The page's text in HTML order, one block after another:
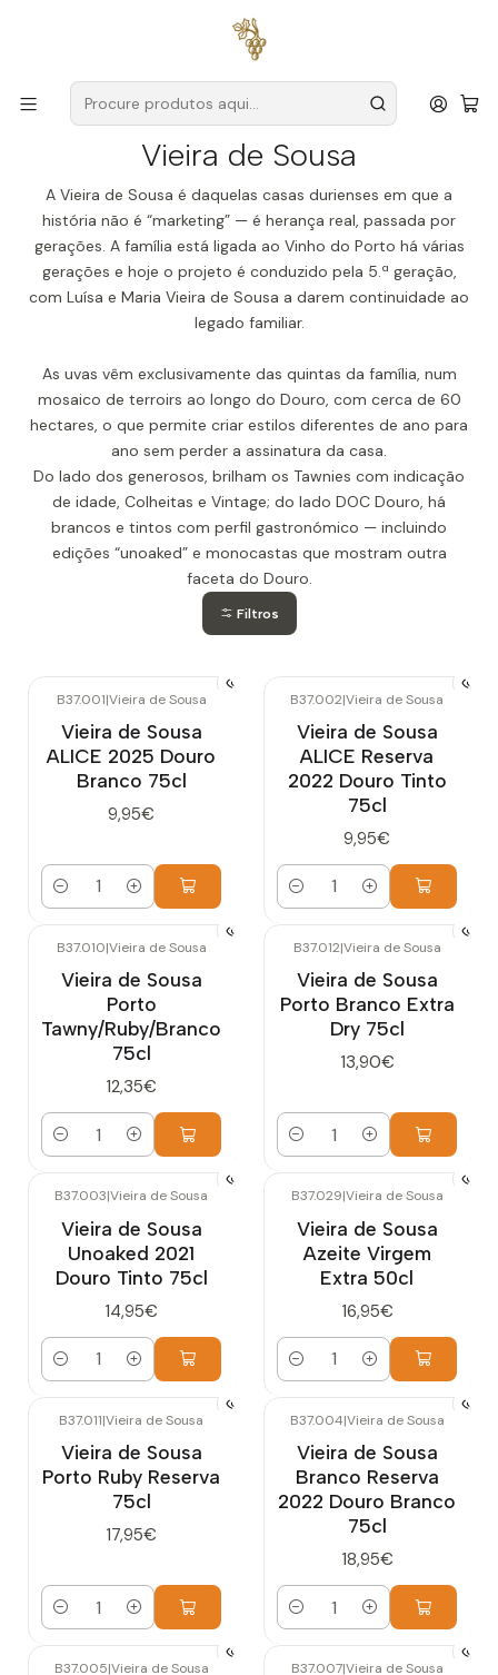
para encomendas a partir de
Produtores Douro Vieira de Sousa
Vieira de Sousa
A Vieira de Sousa é daquelas casas durienses em que a
história não é “marketing” — é herança real, passada por
gerações. A família está ligada ao Vinho do Porto há várias
gerações e hoje o projeto é conduzido pela 5.ª geração,
com Luísa e Maria Vieira de Sousa a darem continuidade ao
legado familiar.
As uvas vêm exclusivamente das quintas da família, num
mosaico de terroirs ao longo do Douro, com cerca de 60
hectares, o que permite criar estilos diferentes de ano para
ano sem perder a assinatura da casa.
Do lado dos generosos, brilham os Tawnies com indicação
de idade, Colheitas e Vintage; do lado DOC Douro, há
brancos e tintos com perfil gastronómico — incluindo
edições “unoaked” e monocastas que mostram outra
faceta do Douro.
Filtros
B37.001|Vieira de Sousa
Vieira de Sousa
ALICE 2025 Douro
Branco 75cl
9,95€
Quantidade
B37.002|Vieira de Sousa
Vieira de Sousa
ALICE Reserva
2022 Douro Tinto
75cl
9,95€
Quantidade
B37.010|Vieira de Sousa
Vieira de Sousa
Porto
Tawny/Ruby/Branco
75cl
12,35€
Quantidade
B37.012|Vieira de Sousa
Vieira de Sousa
Porto Branco Extra
Dry 75cl
13,90€
Quantidade
B37.003|Vieira de Sousa
Vieira de Sousa
Unoaked 2021
Douro Tinto 75cl
14,95€
Quantidade
B37.029|Vieira de Sousa
Vieira de Sousa
Azeite Virgem
Extra 50cl
16,95€
Quantidade
B37.011|Vieira de Sousa
Vieira de Sousa
Porto Ruby Reserva
75cl
17,95€
Quantidade
B37.004|Vieira de Sousa
Vieira de Sousa
Branco Reserva
2022 Douro Branco
75cl
18,95€
Quantidade
B37.005|Vieira de Sousa B37.007|Vieira de Sousa